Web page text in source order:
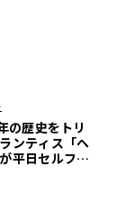
の歴史をトリ
ンティス「ヘ
平日セルフ見